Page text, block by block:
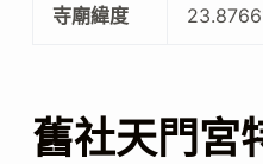
寺廟緯度
舊社天門宮